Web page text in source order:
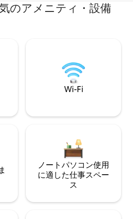
のアメニティ・設備
Wi-Fi
ノートパソコン使用
に適した仕事スペー
ス